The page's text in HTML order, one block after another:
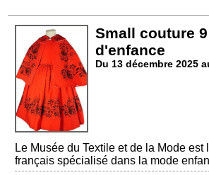
Small couture
d'enfance
Du 13 décembre 2025
Le Musée du Textile et de la Mode est
français spécialisé dans la mode